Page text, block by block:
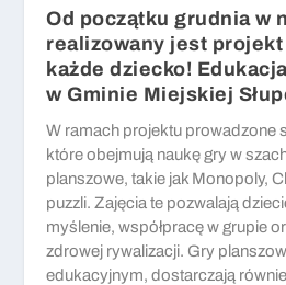
Od początku grudnia w
realizowany jest projekt
każde dziecko!
w Gminie Miejskiej
W ramach projektu prowadzone
które obejmują naukę gry w
planszowe, takie jak Monopoly,
puzzli. Zajęcia te pozwalają
myślenie, współpracę w grupie
zdrowej rywalizacji. Gry
edukacyjnym, dostarczają